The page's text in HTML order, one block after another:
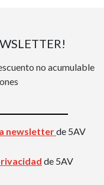
no acumulable
newsletterde 5AV
de 5AV